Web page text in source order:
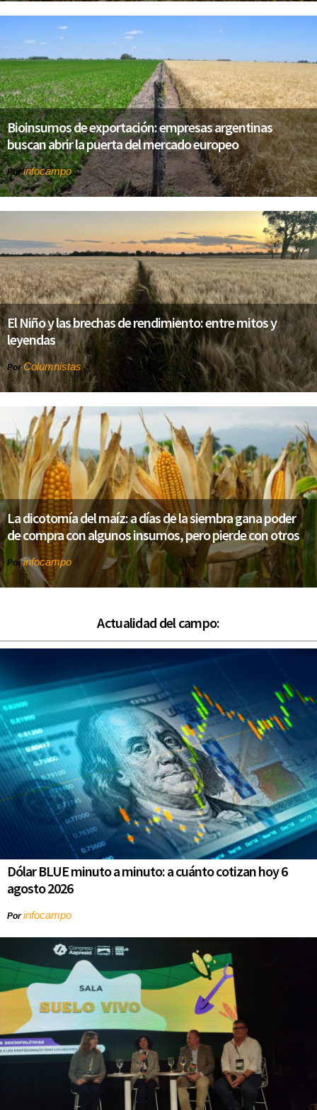
Bioinsumos de exportación: empresas argentinas
buscan abrir la puerta del mercado europeo
Porinfocampo
El Niño y las brechas de rendimiento: entre mitos y
leyendas
PorColumnistas
La dicotomía del maíz: a días de la siembra gana poder
de compra con algunos insumos, pero pierde con otros
Porinfocampo
Actualidad del campo:
Dólar BLUE minuto a minuto: a cuánto cotizan hoy 6
agosto 2026
Porinfocampo